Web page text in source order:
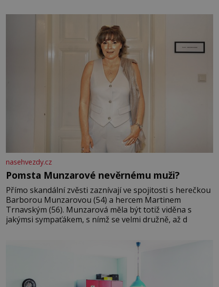
mi knihy, práce a hlavně klid. Hned po studiích jsem
nasehvezdy.cz
Pomsta Munzarové nevěrnému muži?
Přímo skandální zvěsti zaznívají ve spojitosti s herečkou
Barborou Munzarovou (54) a hercem Martinem
Trnavským (56). Munzarová měla být totiž viděna s
jakýmsi sympaťákem, s nímž se velmi družně, až d